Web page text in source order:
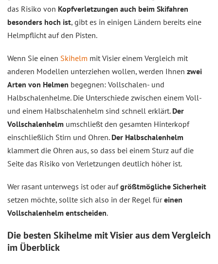
das Risiko von Kopfverletzungen auch beim Skifahren
besonders hoch ist, gibt es in einigen Ländern bereits eine
Helmpflicht auf den Pisten.
Wenn Sie einen Skihelm mit Visier einem Vergleich mit
anderen Modellen unterziehen wollen, werden Ihnen zwei
Arten von Helmen begegnen: Vollschalen- und
Halbschalenhelme. Die Unterschiede zwischen einem Voll-
und einem Halbschalenhelm sind schnell erklärt. Der
Vollschalenhelm umschließt den gesamten Hinterkopf
einschließlich Stirn und Ohren. Der Halbschalenhelm
klammert die Ohren aus, so dass bei einem Sturz auf die
Seite das Risiko von Verletzungen deutlich höher ist.
Wer rasant unterwegs ist oder aufgrößtmögliche Sicherheit
setzen möchte, sollte sich also in der Regel füreinen
Vollschalenhelm entscheiden.
Die besten Skihelme mit Visier aus demVergleich
im Überblick